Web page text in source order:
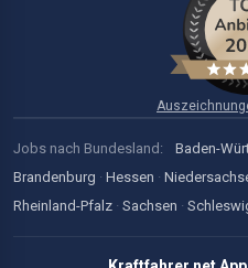
Jobs nach Bundesland: Baden-
Brandenburg · Hessen ·
Rheinland-Pfalz · Sachsen ·